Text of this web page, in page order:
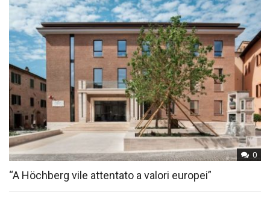
0
“A Höchberg vile attentato a valori europei”